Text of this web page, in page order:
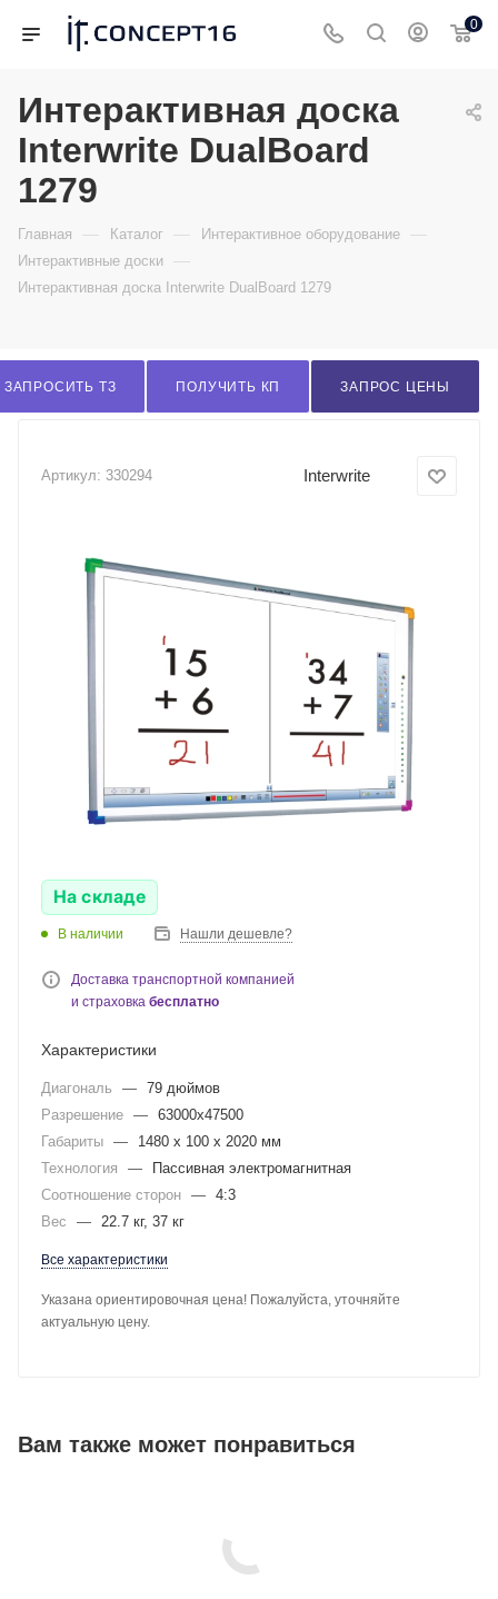
0
Интерактивная доска
Interwrite DualBoard
1279
Главная — Каталог — Интерактивное оборудование —
Интерактивные доски —
Интерактивная доска Interwrite DualBoard 1279
ЗАПРОСИТЬ ТЗ ПОЛУЧИТЬ КП ЗАПРОС ЦЕНЫ
Артикул: 330294 Interwrite
На складе
В наличии Нашли дешевле?
Доставка транспортной компанией
и страховка бесплатно
Характеристики
Диагональ — 79 дюймов
Разрешение — 63000х47500
Габариты —
1480 x 100 x 2020 мм
Технология
—
Пассивная электромагнитная
Соотношение сторон — 4:3
Вес
— 22.7 кг, 37 кг
Все характеристики
Указана ориентировочная цена! Пожалуйста, уточняйте
актуальную цену.
Вам также может понравиться